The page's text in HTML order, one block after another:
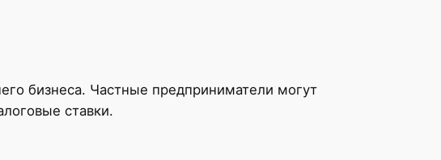
бизнеса. Частные предприниматели могут
ставки.